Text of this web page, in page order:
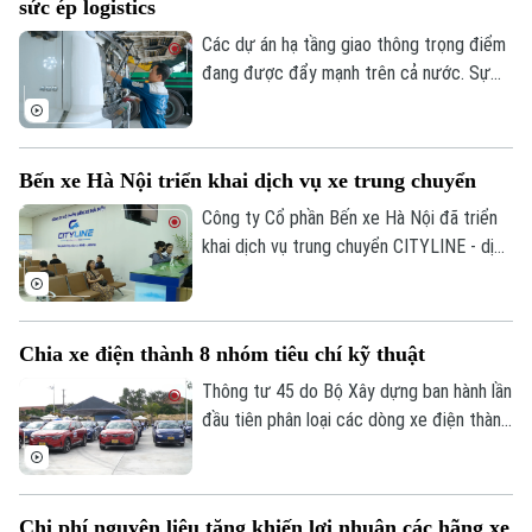
sức ép logistics
Các dự án hạ tầng giao thông trọng điểm
đang được đẩy mạnh trên cả nước. Sự
Bến xe Hà Nội triển khai dịch vụ xe trung chuyển
Công ty Cổ phần Bến xe Hà Nội đã triển
khai dịch vụ trung chuyển CITYLINE - dịch
hiện đại, xây dựng hệ sinh thái phục vụ
hành khách ngày càng hoàn thiện.
Chia xe điện thành 8 nhóm tiêu chí kỹ thuật
Thông tư 45 do Bộ Xây dựng ban hành lần
đầu tiên phân loại các dòng xe điện thành
Chi phí nguyên liệu tăng khiến lợi nhuận các hãng xe